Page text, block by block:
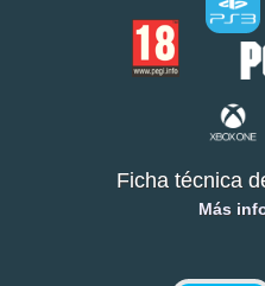
Ficha técnica
Más